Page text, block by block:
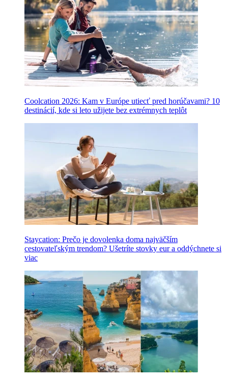
Coolcation 2026: Kam v Európe utiecť pred horúčavami? 10
destinácií, kde si leto užijete bez extrémnych teplôt
Staycation: Prečo je dovolenka doma najväčším
cestovateľským trendom? Ušetríte stovky eur a oddýchnete si
viac